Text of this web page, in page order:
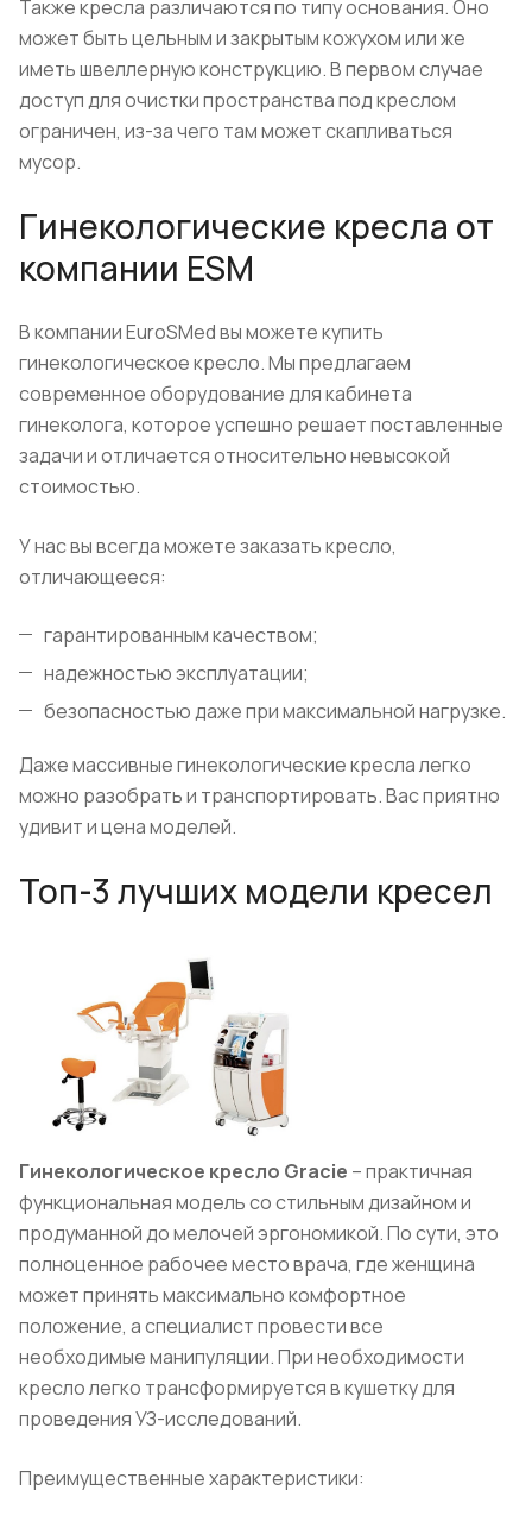
Также кресла различаются по типу основания. Оно
может быть цельным и закрытым кожухом или же
иметь швеллерную конструкцию. В первом случае
доступ для очистки пространства под креслом
ограничен, из-за чего там может скапливаться
мусор.
Гинекологические кресла от
компании ESM
В компании EuroSMed вы можете купить
гинекологическое кресло. Мы предлагаем
современное оборудование для кабинета
гинеколога, которое успешно решает поставленные
задачи и отличается относительно невысокой
стоимостью.
У нас вы всегда можете заказать кресло,
отличающееся:
гарантированным качеством;
надежностью эксплуатации;
безопасностью даже при максимальной нагрузке.
Даже массивные гинекологические кресла легко
можно разобрать и транспортировать. Вас приятно
удивит и цена моделей.
Топ-3 лучших модели кресел
Гинекологическое кресло Gracie – практичная
функциональная модель со стильным дизайном и
продуманной до мелочей эргономикой. По сути, это
полноценное рабочее место врача, где женщина
может принять максимально комфортное
положение, а специалист провести все
необходимые манипуляции. При необходимости
кресло легко трансформируется в кушетку для
проведения УЗ-исследований.
Преимущественные характеристики: